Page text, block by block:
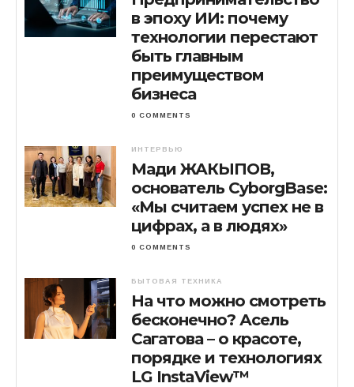
в эпоху ИИ: почему
технологии перестают
быть главным
преимуществом
бизнеса
0 COMMENTS
ИНТЕРВЬЮ
Мади ЖАКЫПОВ,
основатель CyborgBase:
«Мы считаем успех не в
цифрах, а в людях»
0 COMMENTS
БЫТОВАЯ ТЕХНИКА
На что можно смотреть
бесконечно? Асель
Сагатова – о красоте,
порядке и технологиях
LG InstaView™